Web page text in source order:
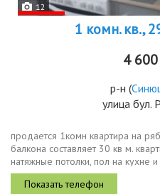
12
1 комн. кв.,
4
р-н (
улица бул.
продается 1комн квартира на
балкона составляет 30 кв м.
натяжные потолки, пол на кухне
теплыми полами. остается вся
на...